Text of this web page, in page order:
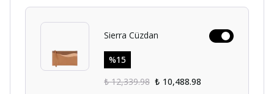
Sierra Cüzdan
%15
₺ 12,339.98 ₺ 10,488.98